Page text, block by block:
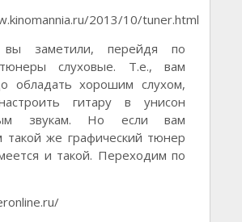
2013/10/tuner.html
заметили, перейдя по
слуховые. Т.е., вам
обладать хорошим слухом,
гитару в унисон
звукам. Но если вам
такой же графический тюнер
и такой. Переходим по